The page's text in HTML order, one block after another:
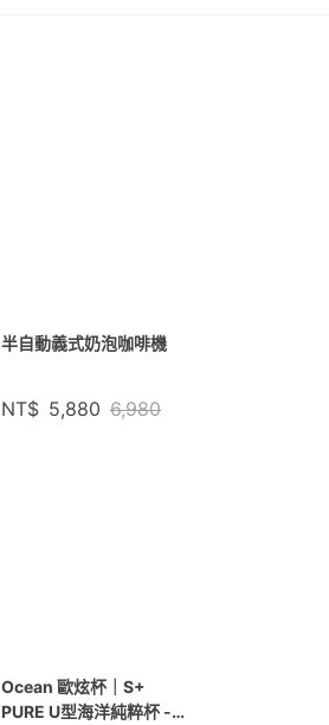
半自動義式奶泡咖啡機
NT$ 5,880 6,980
Ocean 歐炫杯｜S+
PURE U型海洋純粹杯 -